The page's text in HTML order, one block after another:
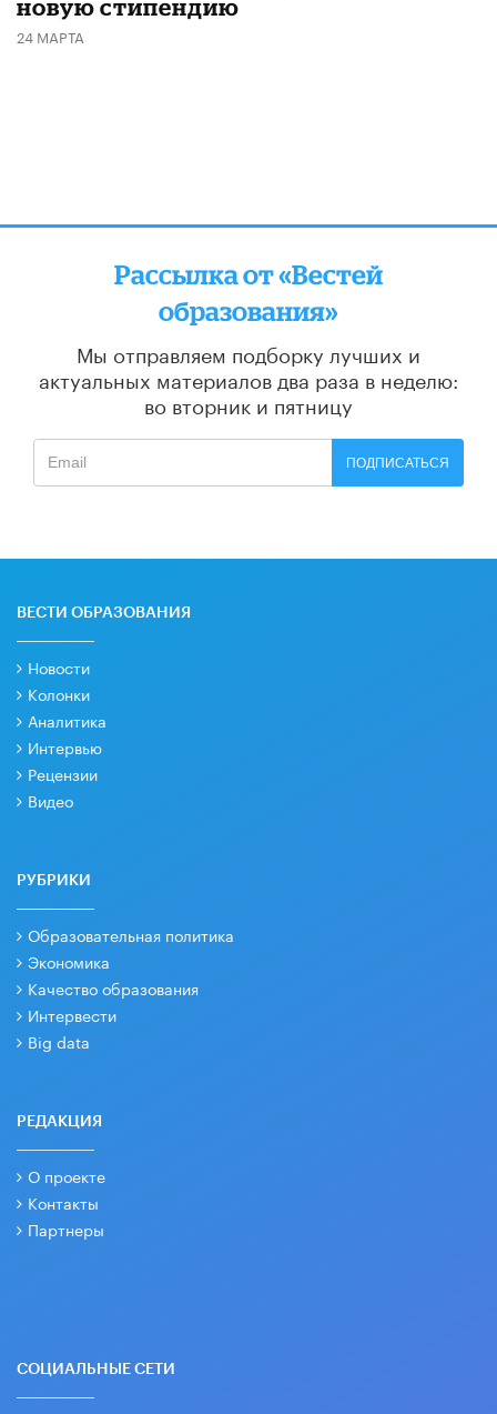
новую стипендию
24 МАРТА
Рассылка от «Вестей
образования»
Мы отправляем подборку лучших и
актуальных материалов два раза в неделю:
во вторник и пятницу
ПОДПИСАТЬСЯ
ВЕСТИ ОБРАЗОВАНИЯ
Новости
Колонки
Аналитика
Интервью
Рецензии
Видео
РУБРИКИ
Образовательная политика
Экономика
Качество образования
Интервести
Big data
РЕДАКЦИЯ
О проекте
Контакты
Партнеры
СОЦИАЛЬНЫЕ СЕТИ